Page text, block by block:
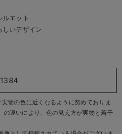
ルエット
しいデザイン
物の色に近くなるように努めておりま
の違いにより、色の見え方が実物と若干